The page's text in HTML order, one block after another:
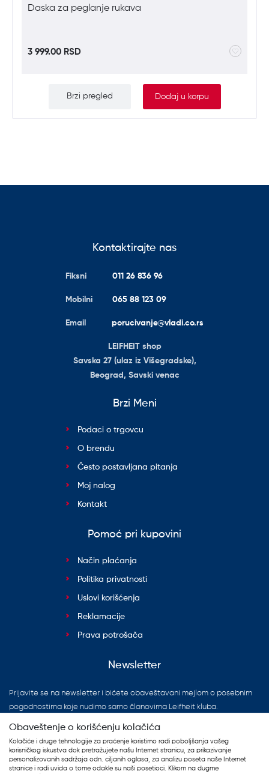
Brzi pregled Dodaj u korpu
Daska za peglanje rukava
3 999.00 RSD
Kontaktirajte nas
Fiksni 011 26 836 96
Mobilni 065 88 123 09
Email porucivanje@vladi.co.rs
LEIFHEIT shop
Savska 27 (ulaz iz Višegradske),
Beograd, Savski venac
Brzi Meni
Podaci o trgovcu
O brendu
Često postavljana pitanja
Moj nalog
Kontakt
Pomoć pri kupovini
Način plaćanja
Politika privatnosti
Uslovi korišćenja
Reklamacije
Prava potrošača
Newsletter
Prijavite se na newsletter i bićete obaveštavani mejlom o posebnim
pogodnostima koje nudimo samo članovima Leifheit kluba.
Obaveštenje o korišćenju kolačića
Kolačiće i druge tehnologije za praćenje koristimo radi poboljšanja vašeg
korisničkog iskustva dok pretražujete našu Internet stranicu, za prikazivanje
personalizovanih sadržaja odn. ciljanih oglasa, za analizu poseta naše Internet
stranice i radi uvida o tome odakle su naši posetioci. Klikom na dugme